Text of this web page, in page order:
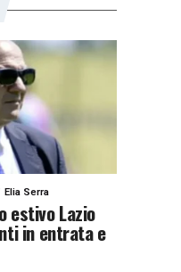
Elia Serra
estivo Lazio
in entrata e